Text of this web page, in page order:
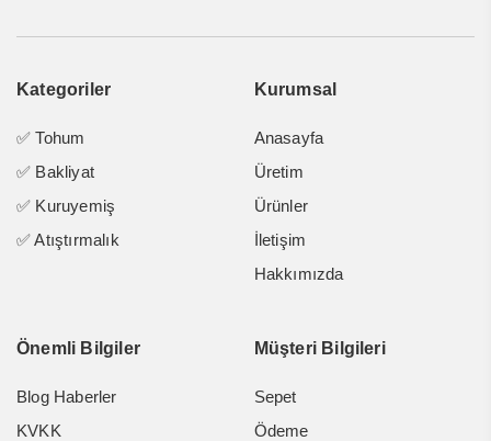
Kategoriler
✅ Tohum
✅ Bakliyat
✅ Kuruyemiş
✅ Atıştırmalık
Kurumsal
Anasayfa
Üretim
Ürünler
İletişim
Hakkımızda
Önemli Bilgiler
Blog Haberler
KVKK
Müşteri Bilgileri
Sepet
Ödeme